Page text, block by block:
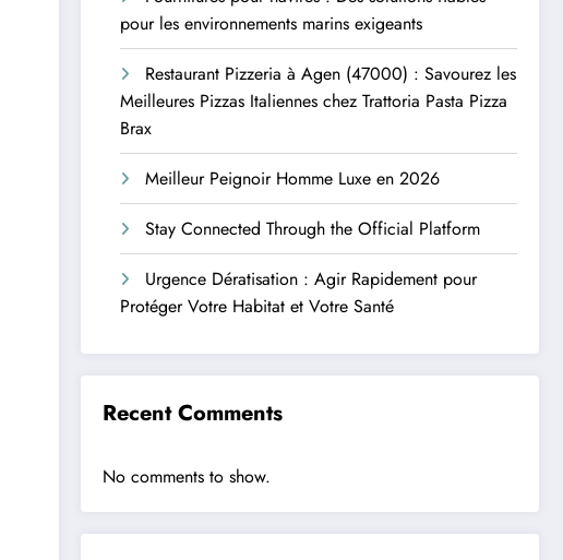
pour les environnements marins exigeants
Restaurant Pizzeria à Agen (47000) : Savourez les
Meilleures Pizzas Italiennes chez Trattoria Pasta Pizza
Brax
Meilleur Peignoir Homme Luxe en 2026
Stay Connected Through the Official Platform
Urgence Dératisation : Agir Rapidement pour
Protéger Votre Habitat et Votre Santé
Recent Comments
No comments to show.